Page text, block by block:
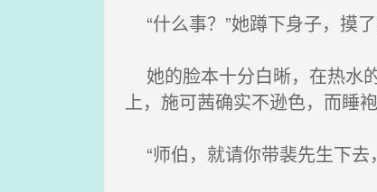
“什么事？”她蹲下身子，摸
她的脸本十分白晰，在热水
上，施可茜确实不逊色，而睡
“师伯，就请你带裴先生下去